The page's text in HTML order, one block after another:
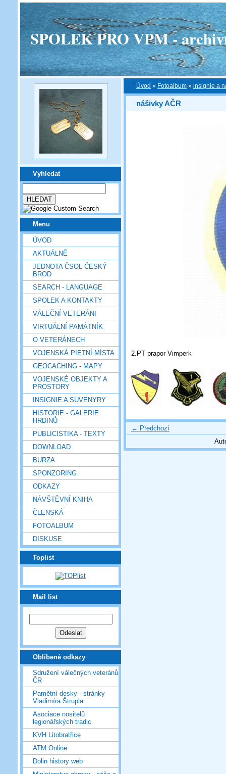
SPOLEK PRO VPM -
Vyhledat
Menu
ÚVOD
AKTUÁLNĚ
JEDNOTA ČSOL ČESKÝ
BROD
SEARCH - LANGUAGE
SPOLEK A KONTAKTY
VÁLEČNÍ VETERÁNI
VIRTUÁLNÍ PAMÁTNÍK
O VETERÁNECH
VOJENSKÁ PIETNÍ MÍSTA
GEOCACHING - MAPY
VOJENSKÉ OBJEKTY A
PROSTORY
INSIGNIE A SUVENYRY
HISTORIE - GALERIE
HRDINŮ
PUBLICISTIKA - TEXTY
DOWNLOAD
BURZA
SPONZORING
ODKAZY
NÁVŠTĚVNÍ KNIHA
ČLENSKÁ
FOTOALBUM
DISKUSE
Toplist
Mail list
Oblíbené odkazy
Sdružení válečných veteránů
ČR
Pamětní desky - stránky
Vladimíra Štrupla
Asociace nositelů
legionářských tradic
KVH Litobratřice
ATM Online
Dolin history web
Úvod » Fotoalbum » insignie a
nášivky AČR
2.PT prapor Vimperk
← Předchozí